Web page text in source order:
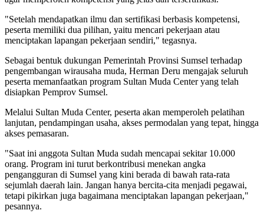
"Setelah mendapatkan ilmu dan sertifikasi berbasis kompetensi,
peserta memiliki dua pilihan, yaitu mencari pekerjaan atau
menciptakan lapangan pekerjaan sendiri," tegasnya.
Sebagai bentuk dukungan Pemerintah Provinsi Sumsel terhadap
pengembangan wirausaha muda, Herman Deru mengajak seluruh
peserta memanfaatkan program Sultan Muda Center yang telah
disiapkan Pemprov Sumsel.
Melalui Sultan Muda Center, peserta akan memperoleh pelatihan
lanjutan, pendampingan usaha, akses permodalan yang tepat, hingga
akses pemasaran.
"Saat ini anggota Sultan Muda sudah mencapai sekitar 10.000
orang. Program ini turut berkontribusi menekan angka
pengangguran di Sumsel yang kini berada di bawah rata-rata
sejumlah daerah lain. Jangan hanya bercita-cita menjadi pegawai,
tetapi pikirkan juga bagaimana menciptakan lapangan pekerjaan,"
pesannya.